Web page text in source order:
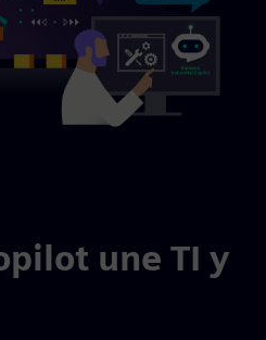
une TI y